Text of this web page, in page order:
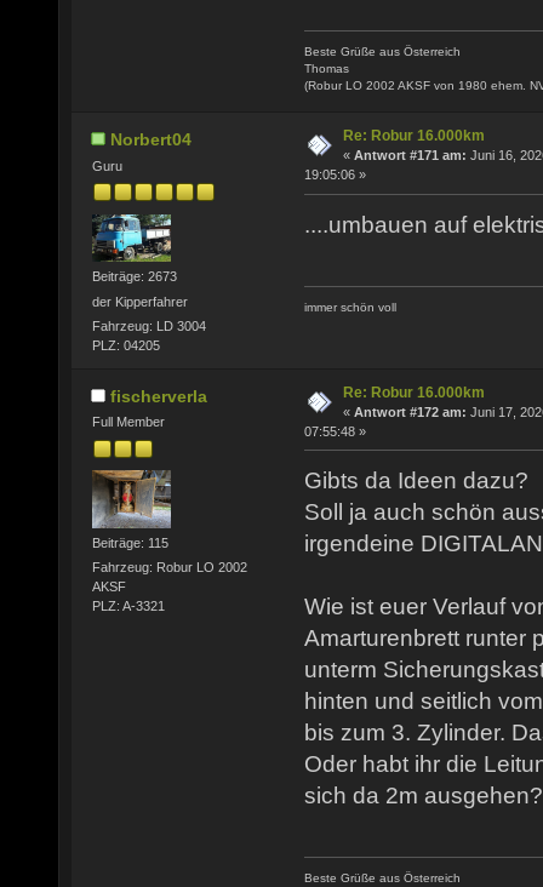
Beste Grüße aus Österreich
Thomas
(Robur LO 2002 AKSF von 1980 ehem.
Norbert04
Guru
Beiträge: 2673
der Kipperfahrer
Fahrzeug: LD 3004
PLZ: 04205
Re: Robur 16.000km
« Antwort #171 am: Juni 16,
19:05:06 »
....umbauen auf
immer schön voll
fischerverla
Full Member
Beiträge: 115
Fahrzeug: Robur LO 2002
AKSF
PLZ: A-3321
Re: Robur 16.000km
« Antwort #172 am: Juni 17,
07:55:48 »
Gibts da Ideen dazu?
Soll ja auch schön
irgendeine
Wie ist euer Verlauf
Amarturenbrett runter
unterm
hinten und seitlich
bis zum 3. Zylinder.
Oder habt ihr die
sich da 2m ausgehen?
Beste Grüße aus Österreich